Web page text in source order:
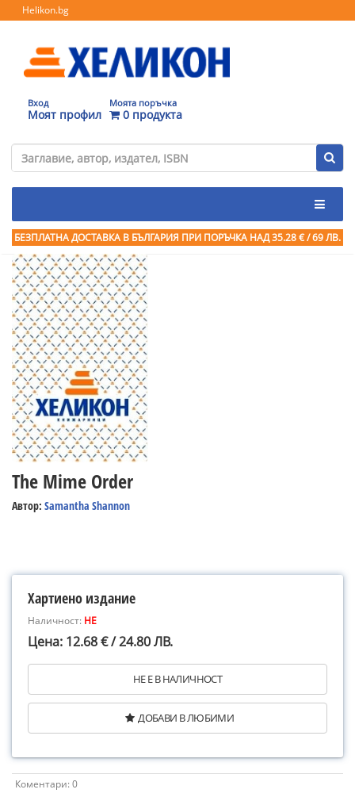
Helikon.bg
Вход
Моят профил
Моята поръчка
0 продукта
БЕЗПЛАТНА ДОСТАВКА В БЪЛГАРИЯ ПРИ ПОРЪЧКА НАД 35.28 € / 69 ЛВ.
The Mime Order
Автор: Samantha Shannon
Хартиено издание
Наличност: НЕ
Цена: 12.68 € / 24.80 ЛВ.
НЕ Е В НАЛИЧНОСТ
ДОБАВИ В ЛЮБИМИ
Коментари: 0